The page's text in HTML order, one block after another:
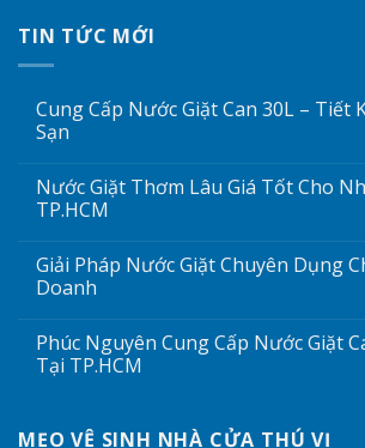
TIN TỨC MỚI
Cung Cấp Nước Giặt Can 30L – Tiết
Sạn
Nước Giặt Thơm Lâu Giá Tốt Cho
TP.HCM
Giải Pháp Nước Giặt Chuyên Dụng
Doanh
Phúc Nguyên Cung Cấp Nước Giặt
Tại TP.HCM
MẸO VỆ SINH NHÀ CỬA THÚ VỊ